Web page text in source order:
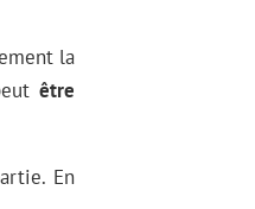
la
être
En